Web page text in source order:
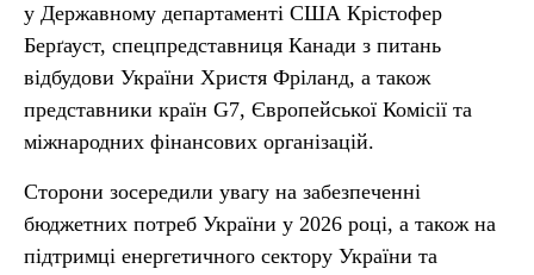
у Державному департаменті США Крістофер
Берґауст, спецпредставниця Канади з питань
відбудови України Христя Фріланд, а також
представники країн G7, Європейської Комісії та
міжнародних фінансових організацій.
Сторони зосередили увагу на забезпеченні
бюджетних потреб України у 2026 році, а також на
підтримці енергетичного сектору України та